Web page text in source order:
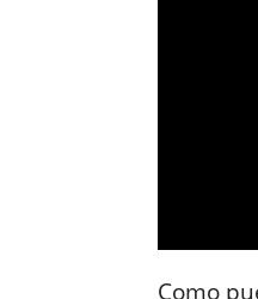
Como